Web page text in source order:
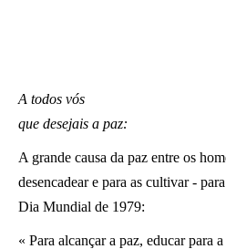
A todos vós
que desejais a paz:
A grande causa da paz entre os
desencadear e para as cultivar -
Dia Mundial de 1979:
« Para alcançar a paz, educar para